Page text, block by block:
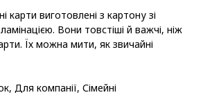
карти виготовлені з картону зі
Вони товстіші й важчі, ніж
Їх можна мити, як звичайні
Для компанії, Сімейні